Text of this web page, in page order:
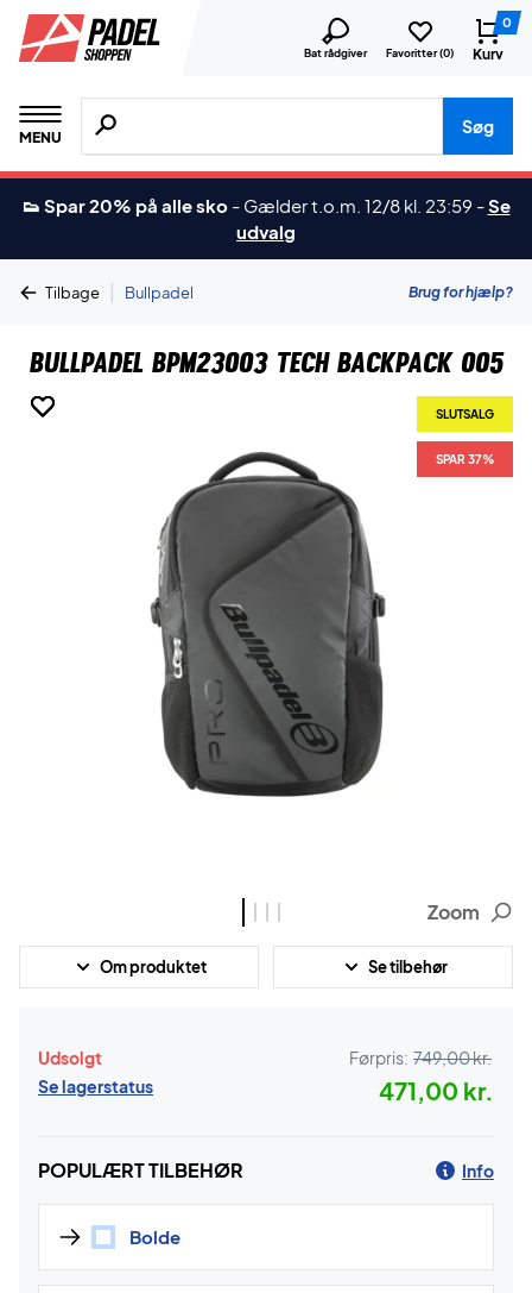
Bat rådgiver Favoritter (0)
0
Kurv
MENU
Søg efter produkter, mærker etc.
Søg
👟 Spar 20% på alle sko - Gælder t.o.m. 12/8 kl. 23:59 -Se
udvalg
Tilbage | Bullpadel Brug for hjælp?
Bullpadel BPM23003 Tech Backpack 005
SLUTSALG
SPAR 37%
SLUTSALG
SPAR 37%
SLUTSALG
SPAR 37%
SLUTSALG
SPAR 37%
Zoom
Om produktet Se tilbehør
Udsolgt
Se lagerstatus
Førpris: 749,00 kr.
471,00 kr.
POPULÆRT TILBEHØR Info
Bolde